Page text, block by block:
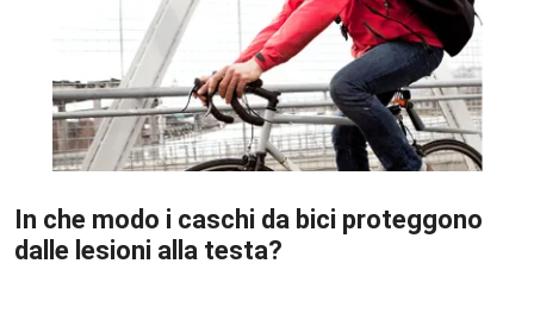
In che modo i caschi da bici proteggono
dalle lesioni alla testa?